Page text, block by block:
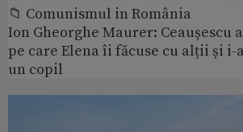
📁 Comunismul in România
Ion Gheorghe Maurer: Ceaușescu
pe care Elena îi făcuse cu alții și i-
un copil